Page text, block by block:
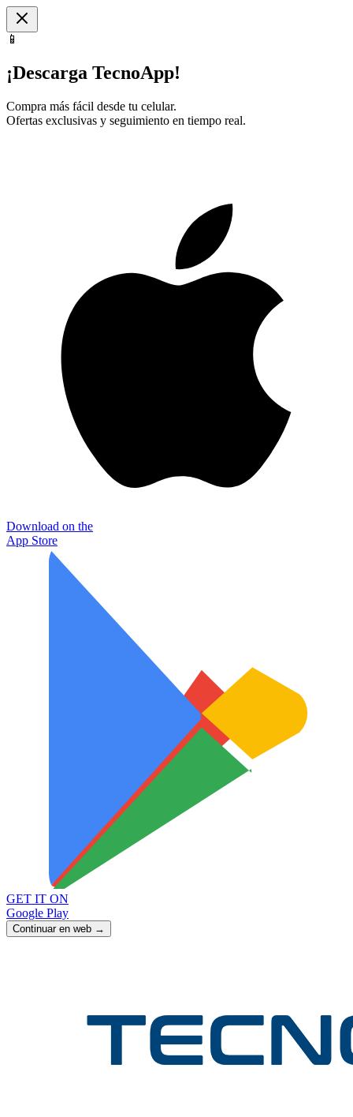
📱
¡Descarga TecnoApp!
Compra más fácil desde tu celular.
Ofertas exclusivas y seguimiento en tiempo real.
Download on the
App Store
GET IT ON
Google Play
Continuar en web →